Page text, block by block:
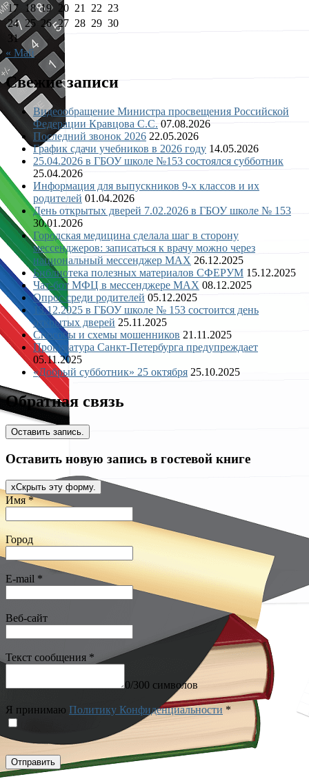
17
18 19 20 21 22 23
24 25 26 27 28 29 30
31
« Май
Свежие записи
Видеообращение Министра просвещения Российской
Федерации Кравцова С.С. 07.08.2026
Последний звонок 2026 22.05.2026
График сдачи учебников в 2026 году 14.05.2026
25.04.2026 в ГБОУ школе №153 состоялся субботник
25.04.2026
Информация для выпускников 9-х классов и их
родителей 01.04.2026
День открытых дверей 7.02.2026 в ГБОУ школе № 153
30.01.2026
Городская медицина сделала шаг в сторону
мессенджеров: записаться к врачу можно через
национальный мессенджер MAX 26.12.2025
Библиотека полезных материалов СФЕРУМ 15.12.2025
Чат-бот МФЦ в мессенджере MAX 08.12.2025
Опрос среди родителей 05.12.2025
13.12.2025 в ГБОУ школе № 153 состоится день
открытых дверей 25.11.2025
Способы и схемы мошенников 21.11.2025
Прокуратура Санкт-Петербурга предупреждает
05.11.2025
«Добрый субботник» 25 октября 25.10.2025
Обратная связь
Оставить новую запись в гостевой книге
xСкрыть эту форму.
Имя*
Город
E-mail *
Веб-сайт
Текст сообщения *
0/300 символов
Я принимаю Политику Конфиденциальности *